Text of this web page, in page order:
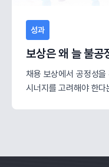
성과
보상은 왜 늘 불공
채용 보상에서 공정성
시너지를 고려해야 한